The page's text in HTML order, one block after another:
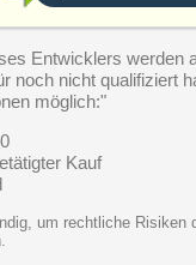
Entwicklers werden
noch nicht qualifiziert
möglich:"
Kauf
um rechtliche Risiken